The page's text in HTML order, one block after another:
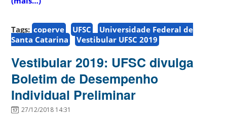
Tags: coperve UFSC
Universidade Federal de
Santa Catarina
Vestibular UFSC 2019
Vestibular 2019: UFSC divulga
Boletim de Desempenho
Individual Preliminar
27/12/2018 14:31